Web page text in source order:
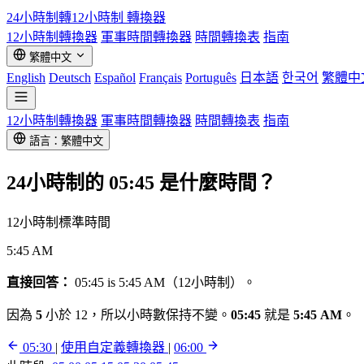
24小時制轉12小時制 轉換器
12小時制轉換器 軍事時間轉換器 時間轉換表 指南
繁體中文
English Deutsch Español Français Português 日本語 한국어 繁體中
12小時制轉換器 軍事時間轉換器 時間轉換表 指南
語言：繁體中文
24小時制的 05:45 是什麼時間？
12小時制標準時間
5:45 AM
直接回答： 05:45 is 5:45 AM（12小時制）。
因為 5 小於 12，所以小時數保持不變。 05:45 就是 5:45 AM 。
05:30 | 使用自定義轉換器 | 06:00